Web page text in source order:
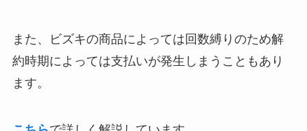
また、ビズキの商品によっては回数縛りのため解
約時期によっては支払いが発生しまうこともあり
ます。